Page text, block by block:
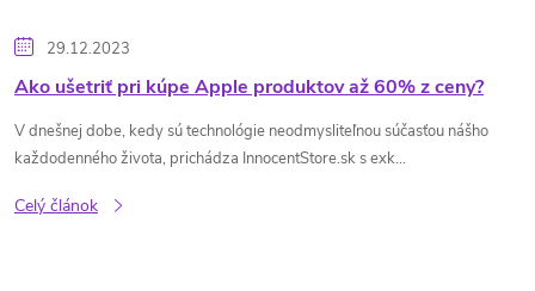
29.12.2023
Ako ušetriť pri kúpe Apple produktov až 60% z ceny?
V dnešnej dobe, kedy sú technológie neodmysliteľnou súčasťou nášho
každodenného života, prichádza InnocentStore.sk s exk...
Celý článok